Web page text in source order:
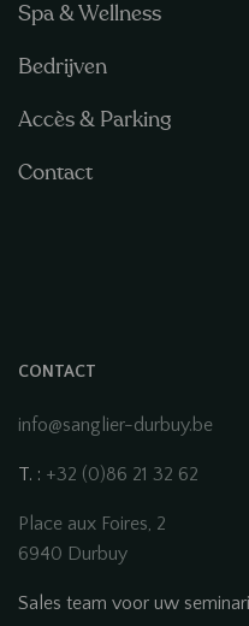
Spa & Wellness
Bedrijven
Accès & Parking
Contact
CONTACT
info@sanglier-durbuy.be
T. : +32 (0)86 21 32 62
Place aux Foires, 2
6940 Durbuy
Sales team voor uw